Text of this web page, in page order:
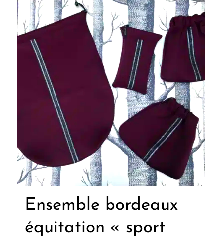
Ensemble bordeaux
équitation « sport